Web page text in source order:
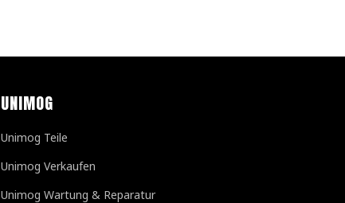
UNIMOG
Unimog Teile
Unimog Verkaufen
Unimog Wartung & Reparatur